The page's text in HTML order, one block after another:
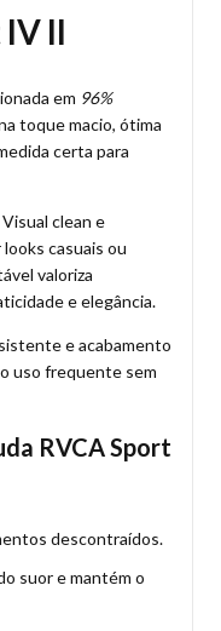
II
em 96%
toque macio, ótima
certa para
Visual clean e
casuais ou
valoriza
e elegância.
e acabamento
uso frequente sem
RVCA Sport
descontraídos.
suor e mantém o